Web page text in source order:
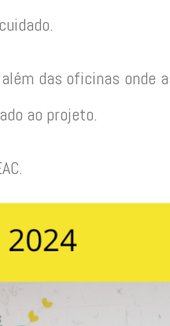
das oficinas onde
ao projeto.